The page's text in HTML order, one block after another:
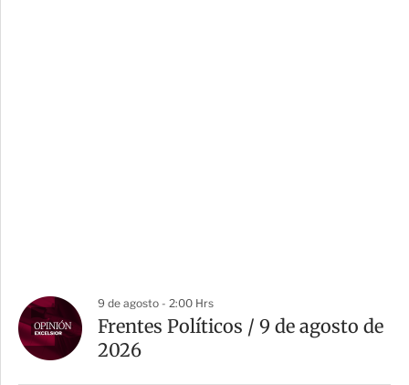
9 de agosto - 2:00 Hrs
Frentes Políticos / 9 de agosto de
2026